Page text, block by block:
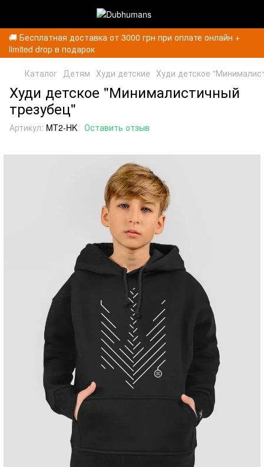
🚚 Бесплатная доставка от 3000 грн при оплате онлайн +
limited drop в подарок
Каталог Детям Худи детские Худи детское
Худи детское "Минималистичный
трезубец"
Артикул: MT2-HK Оставить отзыв